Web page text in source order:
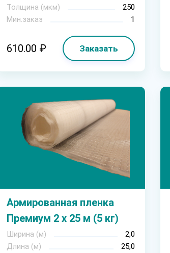
Толщина (мкм)
250
Мин.заказ
1
610.00 ₽ Заказать
Армированная пленка
Премиум 2 х 25 м (5 кг)
Ширина (м)
2,0
Длина (м)
25,0